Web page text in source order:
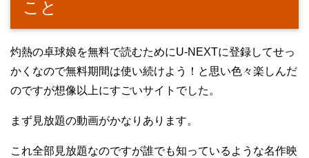
こと
灼熱の卓球娘を無料で読むためにU-NEXTに登録してせっ
かくなので無料期間は使い続けよう！と思い色々楽しんだ
のですが想像以上にすごいサイトでした。
まず見放題の動画がかなりあります。
これ全部見放題なのですが誰でも知っているような名作映